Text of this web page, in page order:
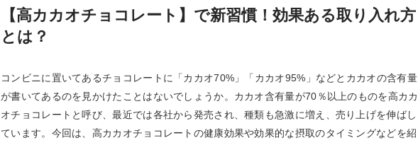
【高カカオチョコレート】で新習慣！効果ある取り入れ方
とは？
コンビニに置いてあるチョコレートに「カカオ70%」「カカオ95%」などとカカオの含有量
が書いてあるのを見かけたことはないでしょうか。カカオ含有量が70％以上のものを高カカ
オチョコレートと呼び、最近では各社から発売され、種類も急激に増え、売り上げを伸ばし
ています。今回は、高カカオチョコレートの健康効果や効果的な摂取のタイミングなどを紹